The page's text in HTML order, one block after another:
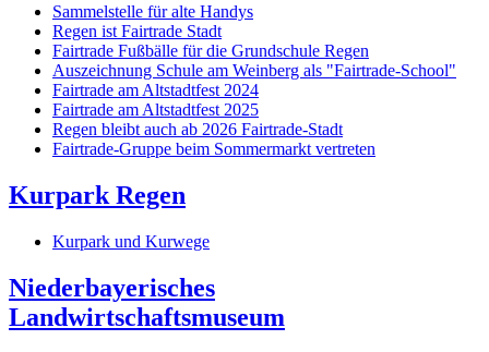
Sammelstelle für alte Handys
Regen ist Fairtrade Stadt
Fairtrade Fußbälle für die Grundschule Regen
Auszeichnung Schule am Weinberg als "Fairtrade-School"
Fairtrade am Altstadtfest 2024
Fairtrade am Altstadtfest 2025
Regen bleibt auch ab 2026 Fairtrade-Stadt
Fairtrade-Gruppe beim Sommermarkt vertreten
Kurpark Regen
Kurpark und Kurwege
Niederbayerisches
Landwirtschaftsmuseum